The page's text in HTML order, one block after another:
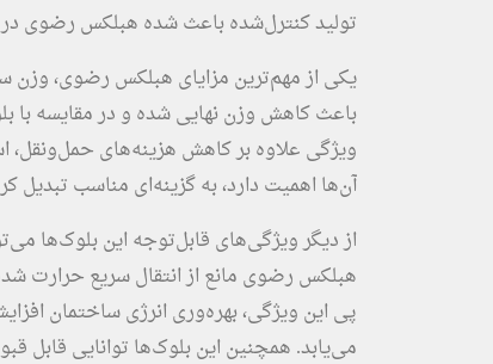
تولید کنترل‌شده باعث شده هبلکس رضوی در
یکی از مهم‌ترین مزایای هبلکس رضوی،
باعث کاهش وزن نهایی شده و در مقایسه با
ویژگی علاوه بر کاهش هزینه‌های حمل‌ونقل،
آن‌ها اهمیت دارد، به گزینه‌ای مناسب تبدیل
از دیگر ویژگی‌های قابل‌توجه این بلوک‌ها
هبلکس رضوی مانع از انتقال سریع
پی این ویژگی، بهره‌وری انرژی ساختمان
می‌یابد. همچنین این بلوک‌ها توانایی قابل